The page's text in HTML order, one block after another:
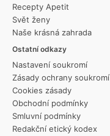
Recepty Apetit
Svět ženy
Naše krásná zahrada
Ostatní odkazy
Nastavení soukromí
Zásady ochrany soukromí
Cookies zásady
Obchodní podmínky
Smluvní podmínky
Redakční etický kodex